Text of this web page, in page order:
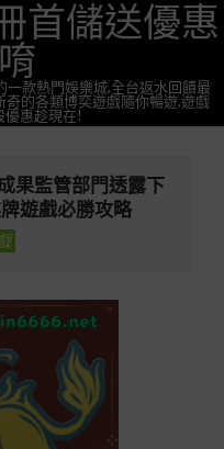
首儲送優惠
款熱門娛樂城,全台返水回饋最
的各類博奕遊戲隨你暢遊,遊戲
優惠趁現在!
果監管部門透露下
遊戲必勝攻略